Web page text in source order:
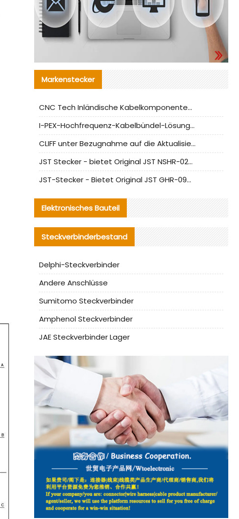
Markenstecker
CNC Tech Inländische Kabelkomponentenbewertung und Massenproduktionsanpassungsanleitung
I-PEX-Hochfrequenz-Kabelbündel-Lösung für die heimische Produktion analysiert
CLIFF unter Bezugnahme auf die Aktualisierung der chinesischen Stecker-Testnormen
JST Stecker - bietet Original JST NSHR-02V-S Stecker und Ersatzteile an
JST-Stecker - Bietet Original JST GHR-09V-S Stecker und Ersatzteile an
Elektronisches Bauteil
Steckverbinderbestand
Delphi-Steckverbinder
Andere Anschlüsse
Sumitomo Steckverbinder
Amphenol Steckverbinder
JAE Steckverbinder Lager